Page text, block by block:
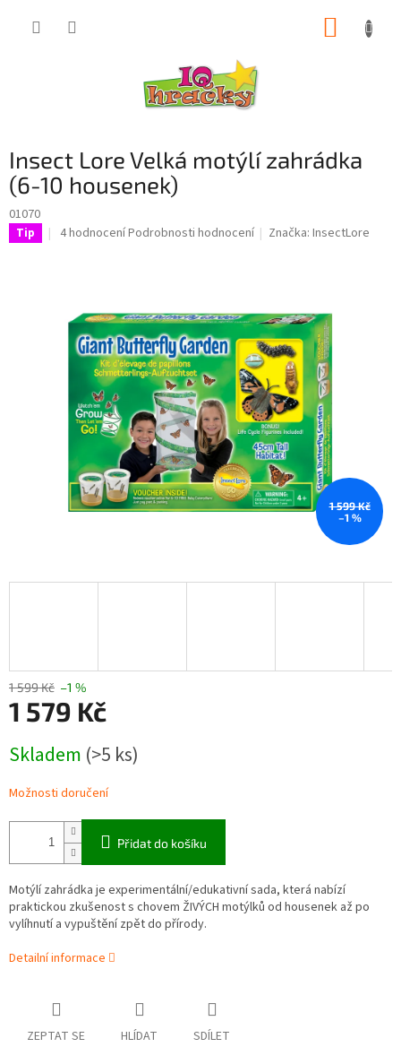
o
s
t
r
a
Insect Lore Velká motýlí zahrádka
(6-10 housenek)
01070
Tip
Průměrné
hvězdiček.
4 hodnoceníPodrobnosti hodnocení Značka:InsectLore
1 599 Kč
–1 %
1 599 Kč –1 %
1 579 Kč
cena:
Skladem (>5 ks)
Možnosti doručení
Přidat do košíku
Motýlí zahrádka je experimentální/edukativní sada, která nabízí
praktickou zkušenost s chovem ŽIVÝCH motýlků od housenek až po
vylíhnutí a vypuštění zpět do přírody.
Detailní informace
ZEPTAT SE HLÍDAT SDÍLET